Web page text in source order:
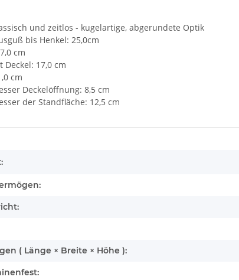
und zeitlos - kugelartige, abgerundete Optik
bis Henkel: 25,0cm
cm
Deckel: 17,0 cm
cm
Deckelöffnung: 8,5 cm
der Standfläche: 12,5 cm
( Länge × Breite × Höhe ):